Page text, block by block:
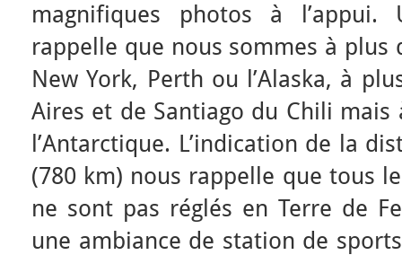
magnifiques photos à l’appui.
rappelle que nous sommes à plus
New York, Perth ou l’Alaska, à
Aires et de Santiago du Chili mais
l’Antarctique. L’indication de la
(780 km) nous rappelle que tous
ne sont pas réglés en Terre de
une ambiance de station de